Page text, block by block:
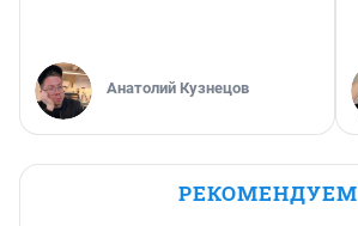
Анатолий Кузнецов
РЕКОМЕНДУЕМ